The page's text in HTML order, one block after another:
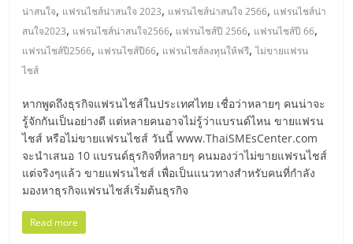
รน
ไชส์
แฟ
รน
ไชส์
น่าสนใจ, แฟรนไชส์น่าสนใจ 2023, แฟรนไชส์น่าสนใจ 2566, แฟรนไชส์น่า
สนใจ2023, แฟรนไชส์น่าสนใจ2566, แฟรนไชส์ปี 2566, แฟรนไชส์ปี 66,
แฟรนไชส์ปี2566, แฟรนไชส์ปี66, แฟรนไชส์ลงทุนให้ฟรี,ไม่ขายแฟรน
ไชส์
หากพูดถึงธุรกิจแฟรนไชส์ในประเทศไทย เชื่อว่าหลายๆ คนน่าจะ
รู้จักกันเป็นอย่างดี แต่หลายคนอาจไม่รู้ว่าแบรนด์ไหน ขายแฟรน
ไชส์ หรือไม่ขายแฟรนไชส์ วันนี้ www.ThaiSMEsCenter.com
จะนำเสนอ 10 แบรนด์ธุรกิจที่หลายๆ คนมองว่าไม่ขายแฟรนไชส์
แต่จริงๆแล้ว ขายแฟรนไชส์ เพื่อเป็นแนวทางสำหรับคนที่กำลัง
มองหาธุรกิจแฟรนไชส์เริ่มต้นธุรกิจ
Read more